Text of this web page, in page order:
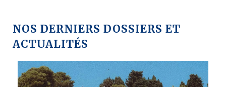
NOS DERNIERS DOSSIERS ET
ACTUALITÉS